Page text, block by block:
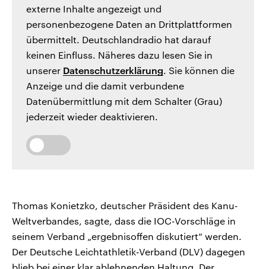
externe Inhalte angezeigt und
personenbezogene Daten an Drittplattformen
übermittelt. Deutschlandradio hat darauf
keinen Einfluss. Näheres dazu lesen Sie in
unserer Datenschutzerklärung. Sie können die
Anzeige und die damit verbundene
Datenübermittlung mit dem Schalter (Grau)
jederzeit wieder deaktivieren.
Thomas Konietzko, deutscher Präsident des Kanu-
Weltverbandes, sagte, dass die IOC-Vorschläge in
seinem Verband „ergebnisoffen diskutiert“ werden.
Der Deutsche Leichtathletik-Verband (DLV) dagegen